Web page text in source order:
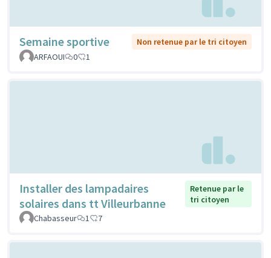
Semaine sportive
Non retenue par le tri citoyen
ARFAOUI
0 1
Installer des lampadaires
solaires dans tt Villeurbanne
Retenue par le
tri citoyen
Chabasseur
1 7